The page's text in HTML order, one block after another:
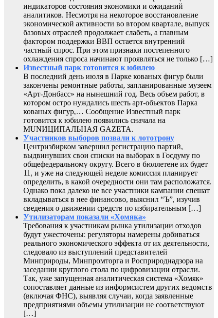
индикаторов состояния экономики и ожиданий
аналитиков. Несмотря на некоторое восстановление
экономической активности во втором квартале, выпуск
базовых отраслей продолжает слабеть, а главным
фактором поддержки ВВП остается внутренний
частный спрос. При этом признаки постепенного
охлаждения спроса начинают проявляться не только […]
Известный парк готовится к юбилею
В последний день июля в Парке кованых фигур были
закончены ремонтные работы, запланированные музеем
«Арт-Донбасс» на нынешний год. Весь объем работ, в
котором остро нуждались шесть арт-обьектов Парка
кованых фигур,… Сообщение Известный парк
готовится к юбилею появились сначала на
MUNИЦИПАЛЬНАЯ GAZЕТА.
Участников выборов позвали к лототрону
Центризбирком завершил регистрацию партий,
выдвинувших свои списки на выборах в Госдуму по
общефедеральному округу. Всего в бюллетене их будет
11, и уже на следующей неделе комиссия планирует
определить, в какой очередности они там расположатся.
Однако пока далеко не все участники кампании спешат
вкладываться в нее финансово, выяснил “Ъ”, изучив
сведения о движении средств по избирательным […]
Утилизаторам показали «Хомяка»
Требования к участникам рынка утилизации отходов
будут ужесточены: регуляторы намерены добиваться
реального экономического эффекта от их деятельности,
следовало из выступлений представителей
Минприроды, Минпромторга и Росприроднадзора на
заседании круглого стола по цифровизации отрасли.
Так, уже запущенная аналитическая система «Хомяк»
сопоставляет данные из информсистем других ведомств
(включая ФНС), выявляя случаи, когда заявленные
предприятиями объемы утилизации не соответствуют
[…]